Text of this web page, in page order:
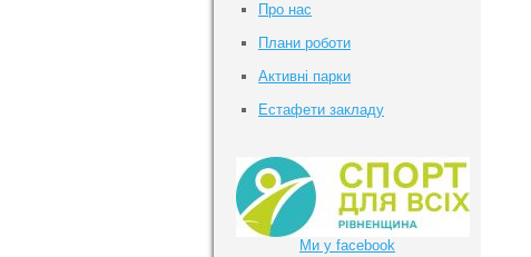
Про нас
Плани роботи
Активні парки
Естафети закладу
Ми у facebook